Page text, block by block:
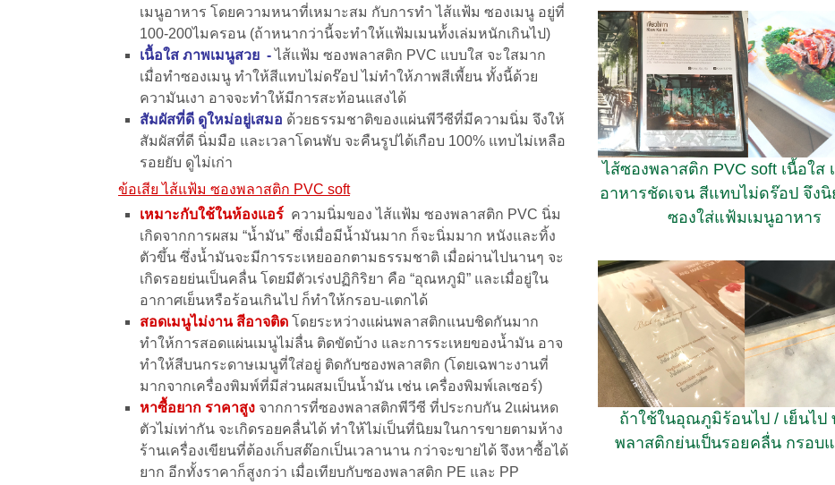
เมนูอาหาร โดยความหนาที่เหมาะสม กับการทำ ไส้แฟ้ม ซองเมนู อยู่ที่
100-200ไมครอน (ถ้าหนากว่านี้จะทำให้แฟ้มเมนท้้งเล่มหนักเกินไป)
เนื้อใส ภาพเมนูสวย - ไส้แฟ้ม ซองพลาสติก PVC แบบใส จะใสมาก
เมื่อทำซองเมนู ทำให้สีแทบไม่ดร๊อป ไม่ทำให้ภาพสีเพี้ยน ทั้งนี้ด้วย
ความันเงา อาจจะทำให้มีการสะท้อนแสงได้
สัมผัสที่ดี ดูใหม่อยู่เสมอ ด้วยธรรมชาติของแผ่นพีวีซีที่มีความนิ่ม จึงให้
สัมผัสที่ดี นิ่มมือ และเวลาโดนพับ จะคืนรูปได้เกือบ 100% แทบไม่เหลือ
รอยยับ ดูไม่เก่า
ข้อเสีย ไส้แฟ้ม ซองพลาสติก PVC soft
เหมาะกับใช้ในห้องแอร์ ความนิ่มของ ไส้แฟ้ม ซองพลาสติก PVC นิ่ม
เกิดจากการผสม “น้ำมัน” ซึ่งเมื่อมีน้ำมันมาก ก็จะนิ่มมาก หนังและทิ้ง
ตัวขึ้น ซึ่งน้ำมันจะมีการระเหยออกตามธรรมชาติ เมื่อผ่านไปนานๆ จะ
เกิดรอยย่นเป็นคลื่น โดยมีตัวเร่งปฏิกิริยา คือ “อุณหภูมิ” และเมื่อยู่ใน
อากาศเย็นหรือร้อนเกินไป ก็ทำให้กรอบ-แตกได้
สอดเมนูไม่งาน สีอาจติด โดยระหว่างแผ่นพลาสติกแนบชิดกันมาก
ทำให้การสอดแผ่นเมนูไม่ลื่น ติดขัดบ้าง และการระเหยของน้ำมัน อาจ
ทำให้สีบนกระดาษเมนูที่ใส่อยู่ ติดกับซองพลาสติก (โดยเฉพาะงานที่
มากจากเครื่องพิมพ์ที่มีส่วนผสมเป็นน้ำมัน เช่น เครื่องพิมพ์เลเซอร์)
หาซื้อยาก ราคาสูง จากการที่ซองพลาสติกพีวีซี ที่ประกบกัน 2แผ่นหด
ตัวไม่เท่ากัน จะเกิดรอยคลื่นได้ ทำให้ไม่เป็นที่นิยมในการขายตามห้าง
ร้านเครื่องเขียนที่ต้องเก็บสต๊อกเป็นเวลานาน กว่าจะขายได้ จึงหาซื้อได้
ยาก อีกทั้งราคาก็สูงกว่า เมื่อเทียบกับซองพลาสติก PE และ PP
ไส้ซองพลาสติก PVC soft เนื้อใส
อาหารชัดเจน สีแทบไม่ดร๊อป จึง
ซองใส่แฟ้มเมนูอาหาร
ถ้าใช้ในอุณภูมิร้อนไป / เย็นไป
พลาสติกย่นเป็นรอยคลื่น กรอบ